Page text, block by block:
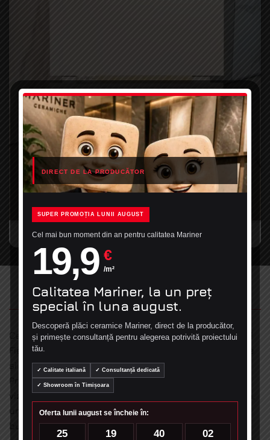
COMPANIE
Ceramiche Mariner – din 1984 inovăm prin simplitate!
Fiecare placă de gresie sau faianță spune o poveste
și este piesa care lipsește din casa visurilor tale.
Produsele Ceramiche Mariner, ”made in Italy”, pot fi
vizualizate și admirate în showroom-ul din Timișoara,
unde specialiștii noștri te vor îndruma către cea mai
bună alegere pentru casa ta de vis!
DIRECT DE LA PRODUCĂTOR
SUPER PROMOȚIA LUNII AUGUST
Cel mai bun moment din an pentru calitatea Mariner
19,9 €
/m²
Calitatea Mariner, la un preț
special în luna august.
Descoperă plăci ceramice Mariner, direct de la producător,
și primește consultanță pentru alegerea potrivită proiectului
tău.
✓ Calitate italiană ✓ Consultanță dedicată
✓ Showroom în Timișoara
Oferta lunii august se încheie în:
25 19 40 01